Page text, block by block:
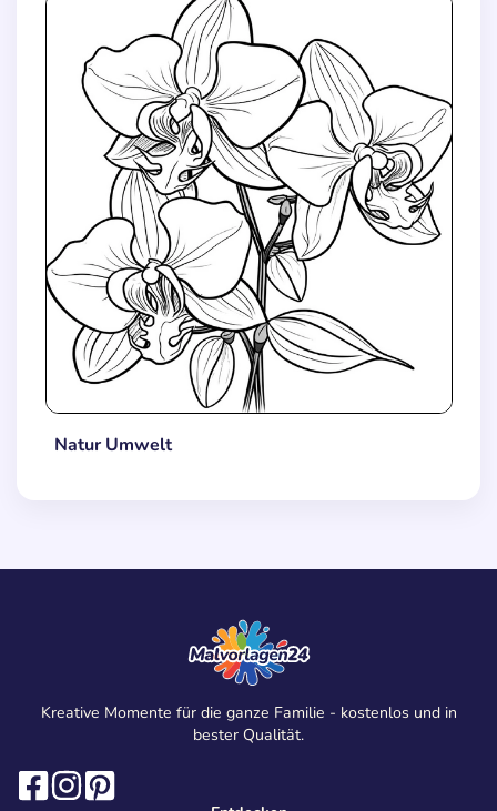
Natur Umwelt
Kreative Momente für die ganze Familie - kostenlos und in
bester Qualität.